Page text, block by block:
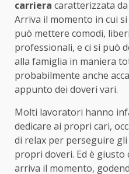
carriera caratterizzata
Arriva il momento in cui
può mettere comodi,
professionali, e ci si può
alla famiglia in maniera
probabilmente anche
appunto dei doveri vari.
Molti lavoratori hanno
dedicare ai propri cari,
di relax per perseguire
propri doveri. Ed è
arriva il momento,